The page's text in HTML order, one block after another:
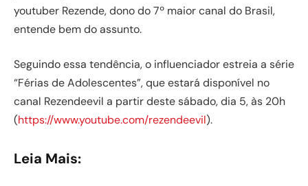
youtuber Rezende, dono do 7º maior canal do Brasil,
entende bem do assunto.
Seguindo essa tendência, o influenciador estreia a série
“Férias de Adolescentes”, que estará disponível no
canal Rezendeevil a partir deste sábado, dia 5, às 20h
(https://www.youtube.com/rezendeevil).
Leia Mais: